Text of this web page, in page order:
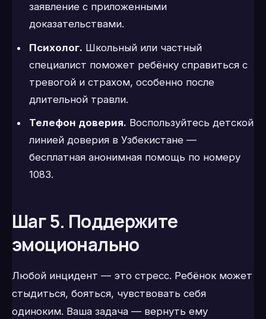
заявление с приложенными
доказательствами.
Психолог. Школьный или частный
специалист поможет ребёнку справиться с
тревогой и страхом, особенно после
длительной травли.
Телефон доверия. Воспользуйтесь детской
линией доверия в Узбекистане —
бесплатная анонимная помощь по номеру
1083.
Шаг 5. Поддержите
эмоционально
Любой инцидент — это стресс. Ребёнок может
стыдиться, бояться, чувствовать себя
одиноким. Ваша задача — вернуть ему